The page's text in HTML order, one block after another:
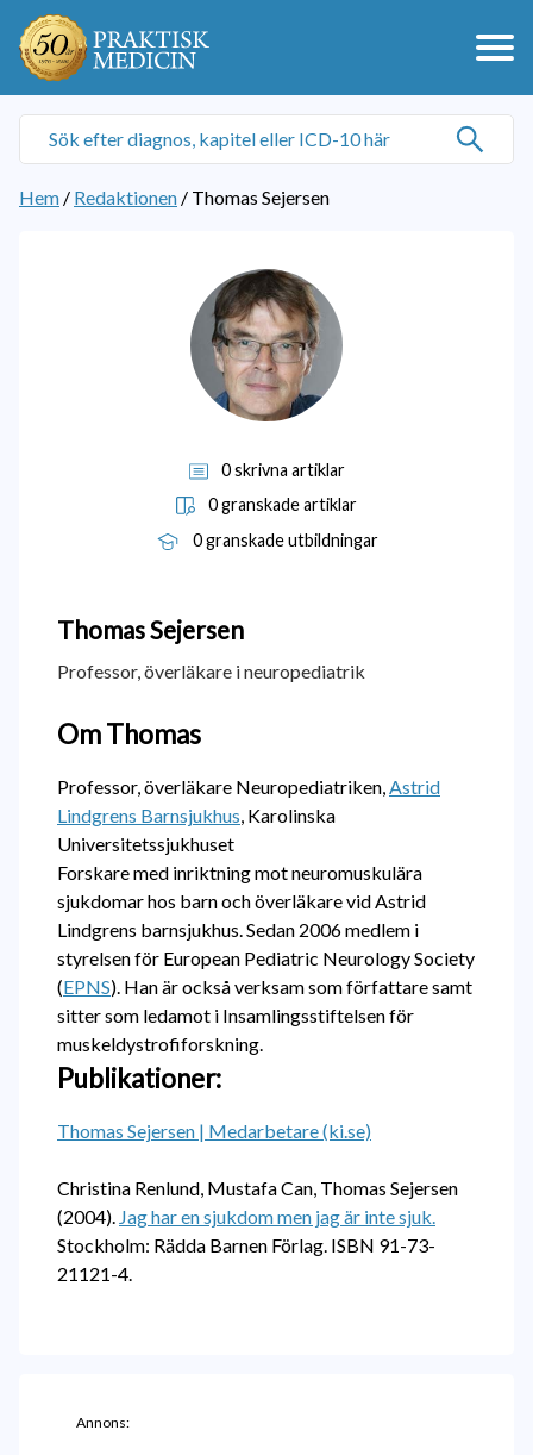
Hem / Redaktionen / Thomas Sejersen
0 skrivna artiklar
0 granskade artiklar
0 granskade utbildningar
ThomasSejersen
Professor, överläkare i neuropediatrik
Om Thomas
Professor, överläkare Neuropediatriken,Astrid
Lindgrens Barnsjukhus, Karolinska
Universitetssjukhuset
Forskare med inriktning mot neuromuskulära
sjukdomar hos barn och överläkare vid Astrid
Lindgrens barnsjukhus. Sedan 2006 medlem i
styrelsen för European Pediatric Neurology Society
(EPNS). Han är också verksam som författare samt
sitter som ledamot i Insamlingsstiftelsen för
muskeldystrofiforskning.
Publikationer:
Thomas Sejersen | Medarbetare (ki.se)
Christina Renlund, Mustafa Can, Thomas Sejersen
(2004). Jag har en sjukdom men jag är inte sjuk.
Stockholm: Rädda Barnen Förlag. ISBN 91-73-
21121-4.
Annons: